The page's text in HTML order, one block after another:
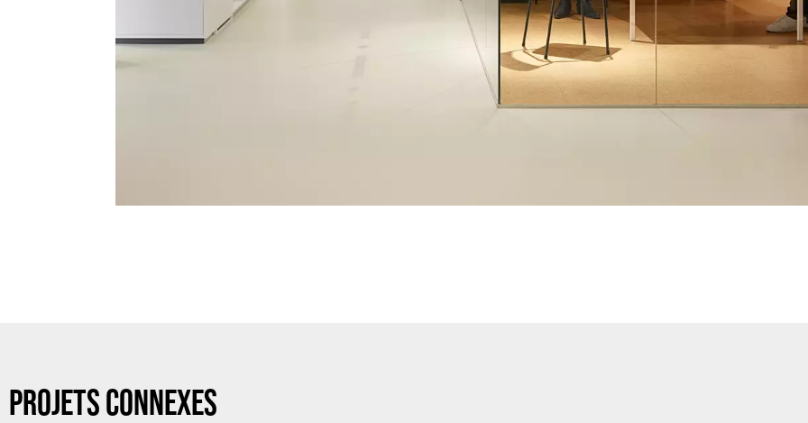
PROJETS CONNEXES